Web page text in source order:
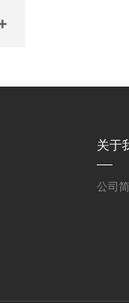
关于
公司